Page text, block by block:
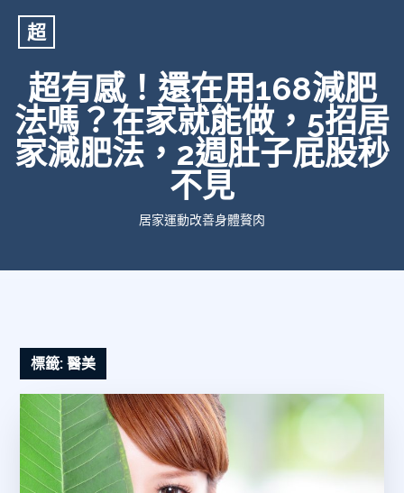
超
超有感！還在用168減肥
法嗎？在家就能做，5招居
家減肥法，2週肚子屁股秒
不見
居家運動改善身體贅肉
標籤:醫美